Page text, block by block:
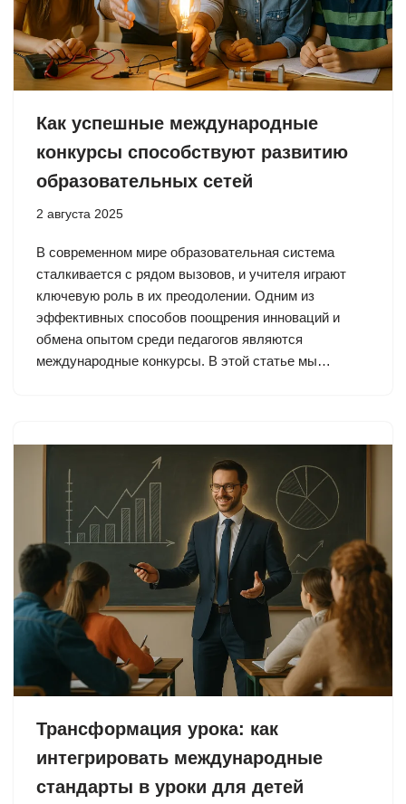
Как успешные международные
конкурсы способствуют развитию
образовательных сетей
2 августа 2025
В современном мире образовательная система
сталкивается с рядом вызовов, и учителя играют
ключевую роль в их преодолении. Одним из
эффективных способов поощрения инноваций и
обмена опытом среди педагогов являются
международные конкурсы. В этой статье мы…
Трансформация урока: как
интегрировать международные
стандарты в уроки для детей